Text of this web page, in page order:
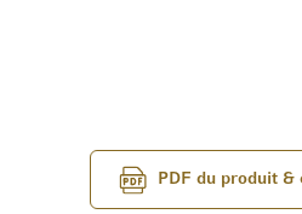
PDF du produit